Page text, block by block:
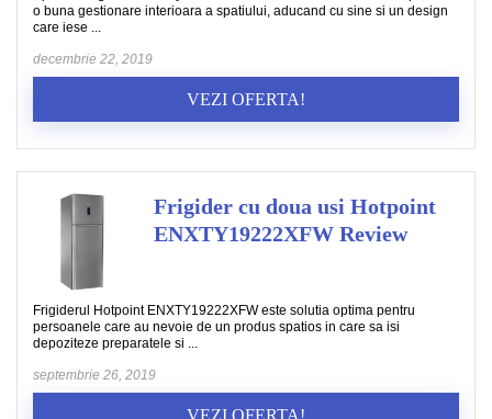
o buna gestionare interioara a spatiului, aducand cu sine si un design
care iese ...
decembrie 22, 2019
VEZI OFERTA!
Frigider cu doua usi Hotpoint
ENXTY19222XFW Review
Frigiderul Hotpoint ENXTY19222XFW este solutia optima pentru
persoanele care au nevoie de un produs spatios in care sa isi
depoziteze preparatele si ...
septembrie 26, 2019
VEZI OFERTA!